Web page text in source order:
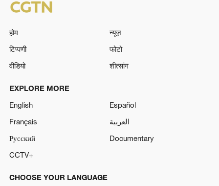
होम
न्यूज़
टिप्पणी
फोटो
वीडियो
शीत्सांग
EXPLORE MORE
English
Español
Français
العربية
Русский
Documentary
CCTV+
CHOOSE YOUR LANGUAGE